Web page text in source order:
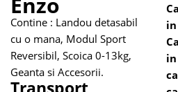
Contine : Landou detasabil
cu o mana, Modul Sport
Reversibil, Scoica 0-13kg,
Geanta si Accesorii.
in
in